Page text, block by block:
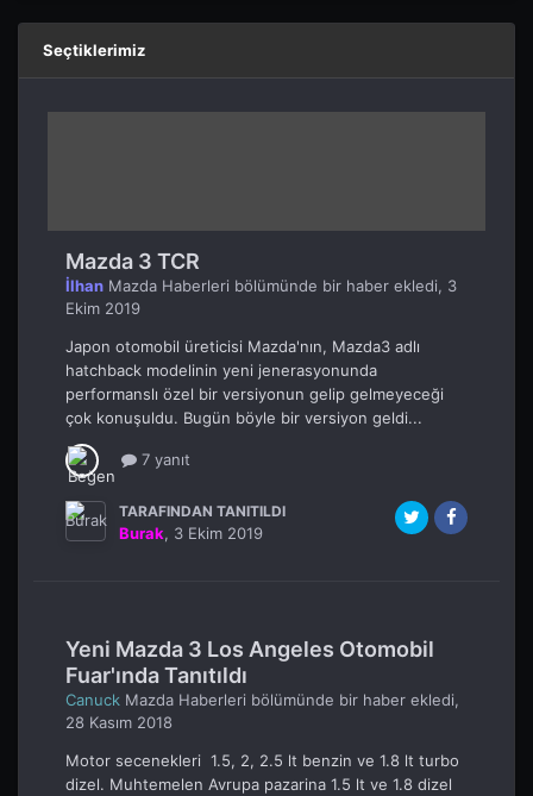
Seçtiklerimiz
Mazda 3 TCR
İlhan Mazda Haberleri bölümünde bir haber ekledi, 3
Ekim 2019
Japon otomobil üreticisi Mazda'nın, Mazda3 adlı
hatchback modelinin yeni jenerasyonunda
performanslı özel bir versiyonun gelip gelmeyeceği
çok konuşuldu. Bugün böyle bir versiyon geldi...
7 yanıt
TARAFINDAN TANITILDI
Burak, 3 Ekim 2019
Yeni Mazda 3 Los Angeles Otomobil
Fuar'ında Tanıtıldı
Canuck Mazda Haberleri bölümünde bir haber ekledi,
28 Kasım 2018
Motor secenekleri 1.5, 2, 2.5 lt benzin ve 1.8 lt turbo
dizel. Muhtemelen Avrupa pazarina 1.5 lt ve 1.8 dizel